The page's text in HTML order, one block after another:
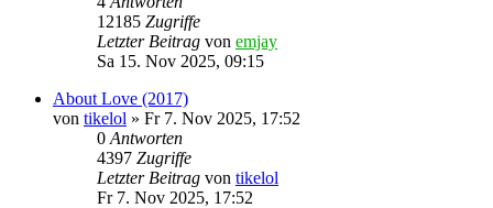
12185 Zugriffe
Letzter Beitrag von emjay
Sa 15. Nov 2025, 09:15
About Love (2017)
von tikelol » Fr 7. Nov 2025, 17:52
0 Antworten
4397 Zugriffe
Letzter Beitrag von tikelol
Fr 7. Nov 2025, 17:52